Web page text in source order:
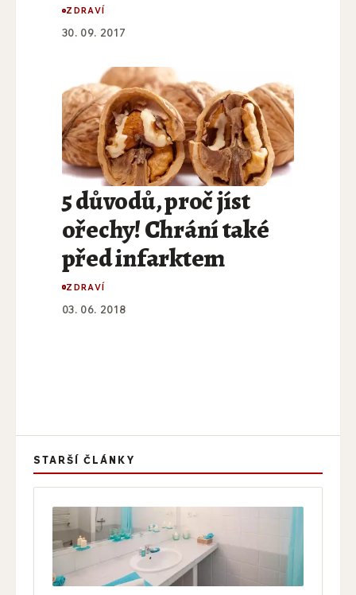
ZDRAVÍ
30. 09. 2017
5 důvodů, proč jíst
ořechy! Chrání také
před infarktem
ZDRAVÍ
03. 06. 2018
STARŠÍ ČLÁNKY